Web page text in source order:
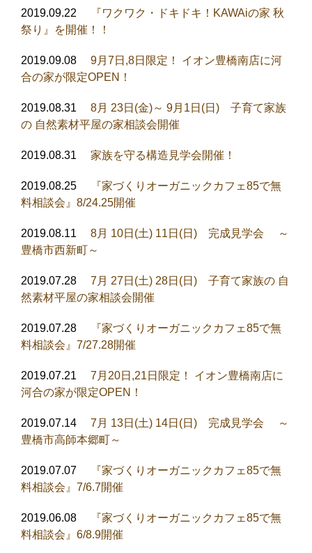
2019.09.22
『ワクワク・ドキドキ！KAWAiの家 秋
祭り』を開催！！
2019.09.08
9月7日,8日限定！ イオン豊橋南店に河
合の家が限定OPEN！
2019.08.31
8月 23日(金)～ 9月1日(日) 子育て家族
の 自然素材平屋の家相談会開催
2019.08.31 家族を守る構造見学会開催！
2019.08.25
『家づくりオーガニックカフェ85で無
料相談会』8/24.25開催
2019.08.11
8月 10日(土) 11日(日) 完成見学会 ～
豊橋市西新町～
2019.07.28
7月 27日(土) 28日(日) 子育て家族の 自
然素材平屋の家相談会開催
2019.07.28
『家づくりオーガニックカフェ85で無
料相談会』7/27.28開催
2019.07.21
7月20日,21日限定！ イオン豊橋南店に
河合の家が限定OPEN！
2019.07.14
7月 13日(土) 14日(日) 完成見学会 ～
豊橋市高師本郷町～
2019.07.07
『家づくりオーガニックカフェ85で無
料相談会』7/6.7開催
2019.06.08
『家づくりオーガニックカフェ85で無
料相談会』6/8.9開催